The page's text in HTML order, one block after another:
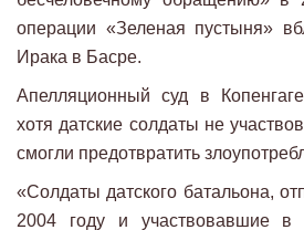
операции «Зеленая пустыня»
Ирака в Басре.
Апелляционный суд в
хотя датские солдаты не
смогли предотвратить
«Солдаты датского батальона,
2004 году и участвовавшие